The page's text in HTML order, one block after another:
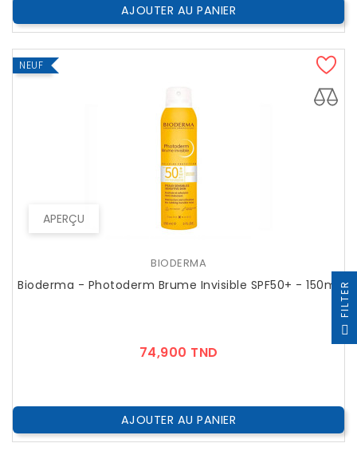
AJOUTER AU PANIER
APERÇU
NEUF
BIODERMA
Bioderma - Photoderm Brume Invisible SPF50+ - 150ml
74,900 TND
AJOUTER AU PANIER
R